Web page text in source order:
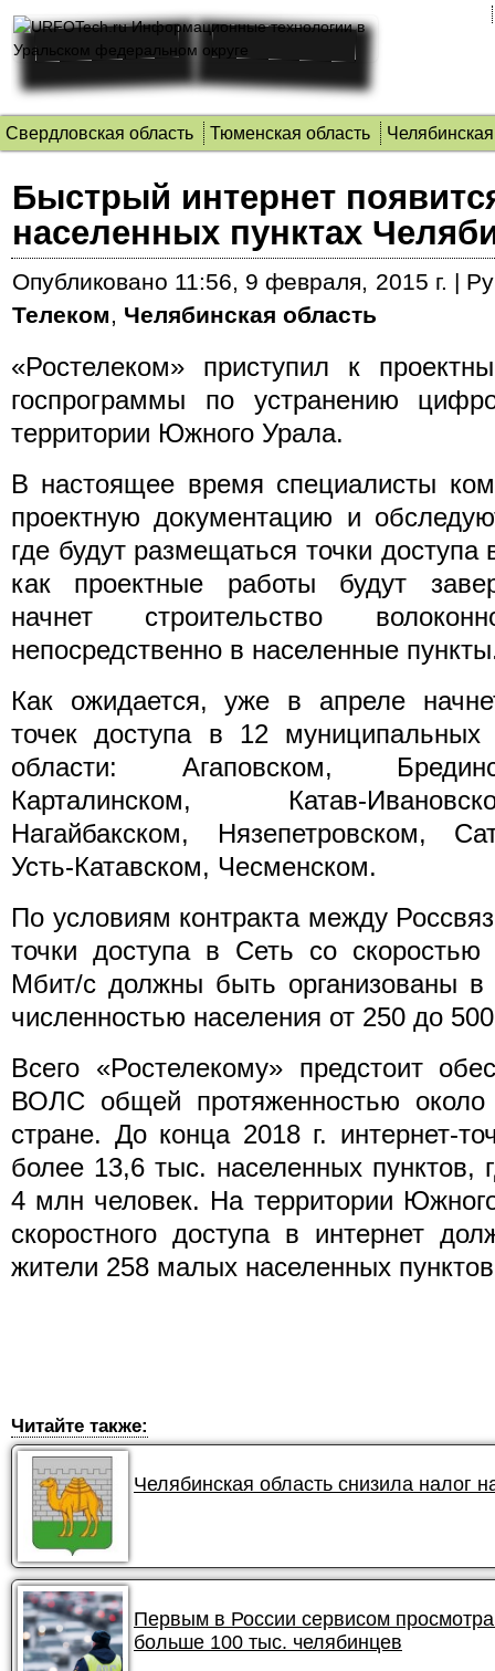
Свердловская область Тюменская область
Быстрый интернет
населенных пунктах
Опубликовано 11:56, 9 февраля, 2015 г. |
Телеком, Челябинская область
«Ростелеком» приступил к
госпрограммы по устранению
территории Южного Урала.
В настоящее время специалисты
проектную документацию и
где будут размещаться точки доступа
как проектные работы будут
начнет строительство
непосредственно в населенные
Как ожидается, уже в апреле
точек доступа в 12 муниципальных
области: Агаповском,
Карталинском, Катав-
Нагайбакском, Нязепетровском,
Усть-Катавском, Чесменском.
По условиям контракта между
точки доступа в Сеть со
Мбит/с должны быть организованы в
численностью населения от 250 до
Всего «Ростелекому» предстоит
ВОЛС общей протяженностью
стране. До конца 2018 г. интернет-
более 13,6 тыс. населенных пунктов,
4 млн человек. На территории
скоростного доступа в интернет
жители 258 малых населенных
Читайте также:
Челябинская область снизила налог
Первым в России сервисом
больше 100 тыс. челябинцев